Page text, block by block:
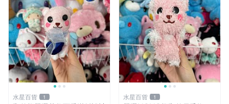
水星百貨 1 水星百貨 1